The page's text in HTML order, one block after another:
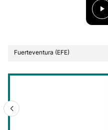
Fuerteventura (EFE)